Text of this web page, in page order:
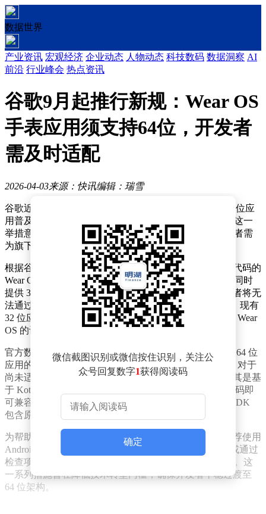
数据世界
产业资讯 宏观经济 企业动态 人物动态 科技数码 数据洞察 AI
前沿 行业峰会 热点资讯
谷歌9月起推行新规：Wear OS
手表应用须支持64位，开发者
需及时适配
2026-04-03来源：快讯编辑：瑞雪
谷歌近日宣布，将原本在 Android 移动端推行多年的 64 位应
用普及计划，正式扩展至 Wear OS 智能手表操作系统。这一
举措意味着，从今年 9 月起，所有 Wear OS 应用的开发者需
为旗下产品提供 64 位版本，以适应行业技术升级趋势。
根据谷歌发布的最新要求，自 9 月开始，所有包含原生代码的
Wear OS 新应用及更新版本在提交至 Play 商店时，必须同时
提供 32 位和 64 位两个版本。若未满足这一条件，开发者将无
法通过 Play Console 上传新版本。不过，谷歌明确表示，现有
32 位应用仍可继续使用，搭载 32 位处理器或预装 32 位 Wear
OS 的设备不会受到影响。
官方数据显示，目前绝大多数 Wear OS 开发者已完成向 64 位
应用的过渡，市面上主流手表应用均已提供 64 位版本。对于
尚未适配的开发者，谷歌称技术改造难度通常较低，尤其是基
于 Kotlin 或 Java 等非原生代码开发的应用，无需修改代码即
可兼容 64 位设备。但需注意的是，若应用依赖的库或 SDK
包含原生代码，则需额外核查兼容性。
为帮助开发者快速确认项目是否涉及原生代码，谷歌推荐使用
Android Studio IDE 中的 APK Analyzer 工具进行分析，或通过
检查项目目录下的 lib 文件夹是否存在 .so 文件手动核查。这
一系列措施旨在降低技术转型门槛，确保开发者平稳过渡至
64 位架构。
微信截图识别或微信按住识别，关注公
众号回复数字1获得阅读码
确定